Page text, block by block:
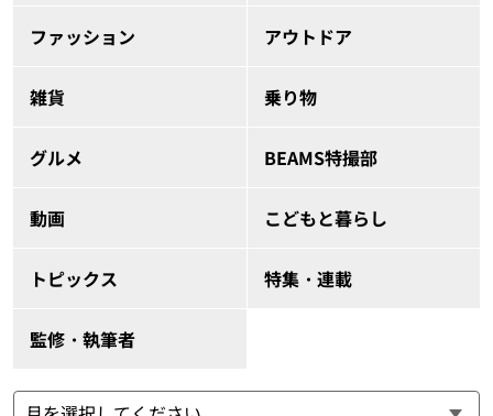
ファッション アウトドア
雑貨 乗り物
グルメ BEAMS特撮部
動画 こどもと暮らし
トピックス 特集・連載
監修・執筆者